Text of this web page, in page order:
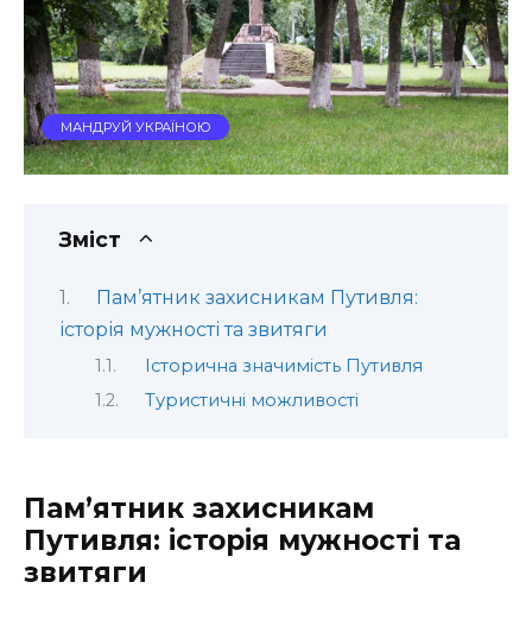
МАНДРУЙ УКРАЇНОЮ
Зміст
Пам’ятник захисникам Путивля:
історія мужності та звитяги
Історична значимість Путивля
Туристичні можливості
Пам’ятник захисникам
Путивля: історія мужності та
звитяги